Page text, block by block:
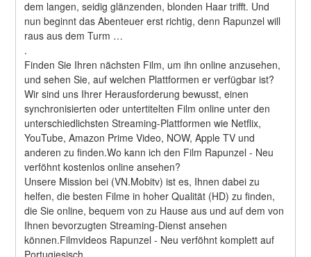
dem langen, seidig glänzenden, blonden Haar trifft. Und
nun beginnt das Abenteuer erst richtig, denn Rapunzel will
raus aus dem Turm …
.
Finden Sie Ihren nächsten Film, um ihn online anzusehen,
und sehen Sie, auf welchen Plattformen er verfügbar ist?
Wir sind uns Ihrer Herausforderung bewusst, einen
synchronisierten oder untertitelten Film online unter den
unterschiedlichsten Streaming-Plattformen wie Netflix,
YouTube, Amazon Prime Video, NOW, Apple TV und
anderen zu finden.Wo kann ich den Film Rapunzel - Neu
verföhnt kostenlos online ansehen?
Unsere Mission bei (VN.Mobitv) ist es, Ihnen dabei zu
helfen, die besten Filme in hoher Qualität (HD) zu finden,
die Sie online, bequem von zu Hause aus und auf dem von
Ihnen bevorzugten Streaming-Dienst ansehen
können.Filmvideos Rapunzel - Neu verföhnt komplett auf
Portugiesisch